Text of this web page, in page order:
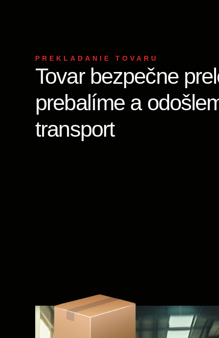
PREKLADANIE TOVARU
Tovar bezpečne
prebalíme a
transport